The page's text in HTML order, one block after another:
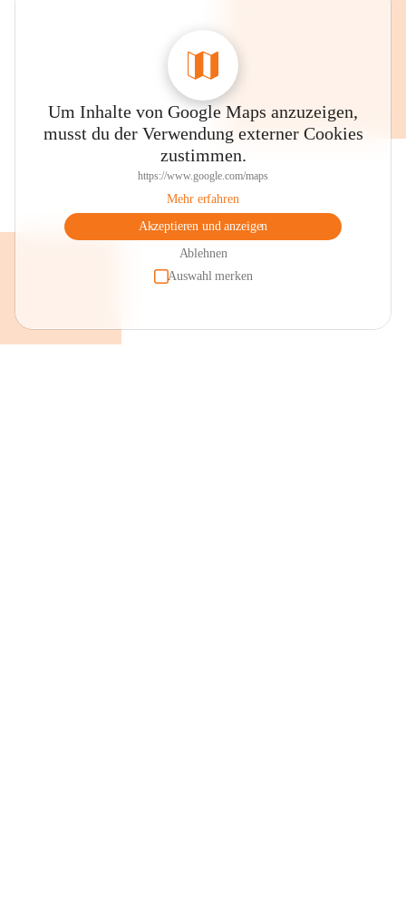
Um Inhalte von Google Maps anzuzeigen,
musst du der Verwendung externer Cookies
zustimmen.
https://www.google.com/maps
Mehr erfahren
Akzeptieren und anzeigen
Ablehnen
Auswahl merken